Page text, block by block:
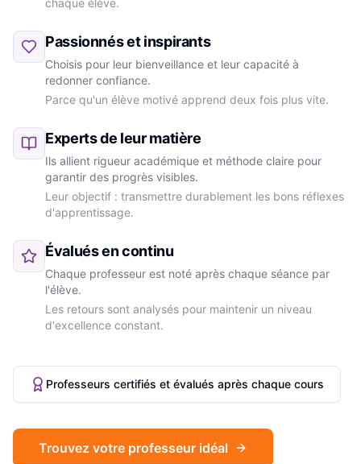
chaque élève.
Passionnés et inspirants
Choisis pour leur bienveillance et leur capacité à
redonner confiance.
Parce qu'un élève motivé apprend deux fois plus vite.
Experts de leur matière
Ils allient rigueur académique et méthode claire pour
garantir des progrès visibles.
Leur objectif : transmettre durablement les bons réflexes
d'apprentissage.
Évalués en continu
Chaque professeur est noté après chaque séance par
l'élève.
Les retours sont analysés pour maintenir un niveau
d'excellence constant.
Professeurs certifiés et évalués après chaque cours
Trouvez votre professeur idéal